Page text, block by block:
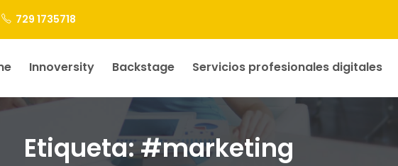
729 1735718
Innoversity Backstage Servicios profesionales digitales
Etiqueta:#marketing